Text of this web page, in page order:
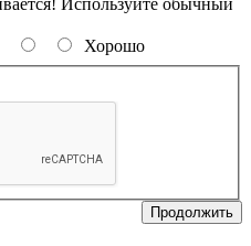
Хорошо
Продолжить